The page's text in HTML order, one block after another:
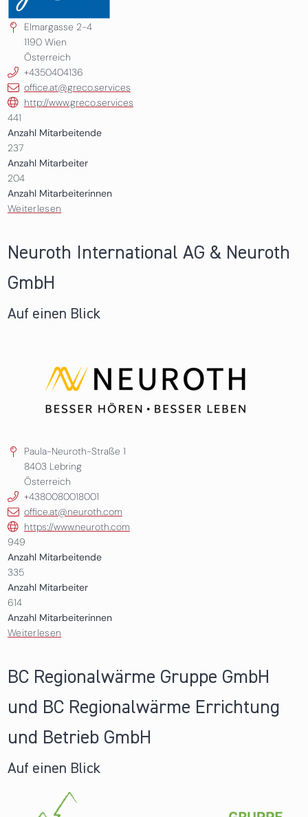
Elmargasse 2-4
1190 Wien
Österreich
+4350404136
office.at@greco.services
http://www.greco.services
441
Anzahl Mitarbeitende
237
Anzahl Mitarbeiter
204
Anzahl Mitarbeiterinnen
Weiterlesen
Neuroth International AG & Neuroth
GmbH
Auf einen Blick
Paula-Neuroth-Straße 1
8403 Lebring
Österreich
+4380080018001
office.at@neuroth.com
https://www.neuroth.com
949
Anzahl Mitarbeitende
335
Anzahl Mitarbeiter
614
Anzahl Mitarbeiterinnen
Weiterlesen
BC Regionalwärme Gruppe GmbH
und BC Regionalwärme Errichtung
und Betrieb GmbH
Auf einen Blick